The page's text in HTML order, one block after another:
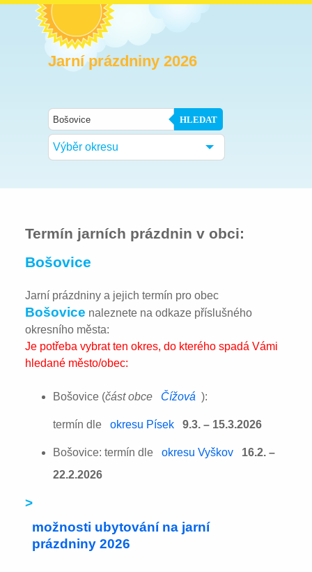
Jarní prázdniny 2026
HLEDAT
Výběr okresu
Termín jarních prázdnin v obci:
Bošovice
Jarní prázdniny a jejich termín pro obec
Bošovice naleznete na odkaze příslušného
okresního města:
Je potřeba vybrat ten okres, do kterého spadá Vámi
hledané město/obec:
Bošovice (část obce Čížová ):
termín dle okresu Písek 9.3. – 15.3.2026
Bošovice: termín dle okresu Vyškov
16.2. –
22.2.2026
>
možnosti ubytování na jarní
prázdniny 2026